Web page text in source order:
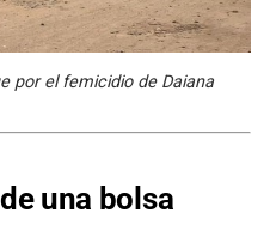
por el femicidio de Daiana
una bolsa